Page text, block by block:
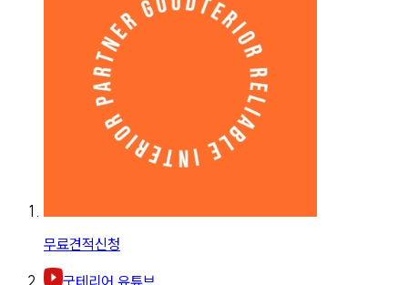
무료견적신청
굿테리어 유튜브